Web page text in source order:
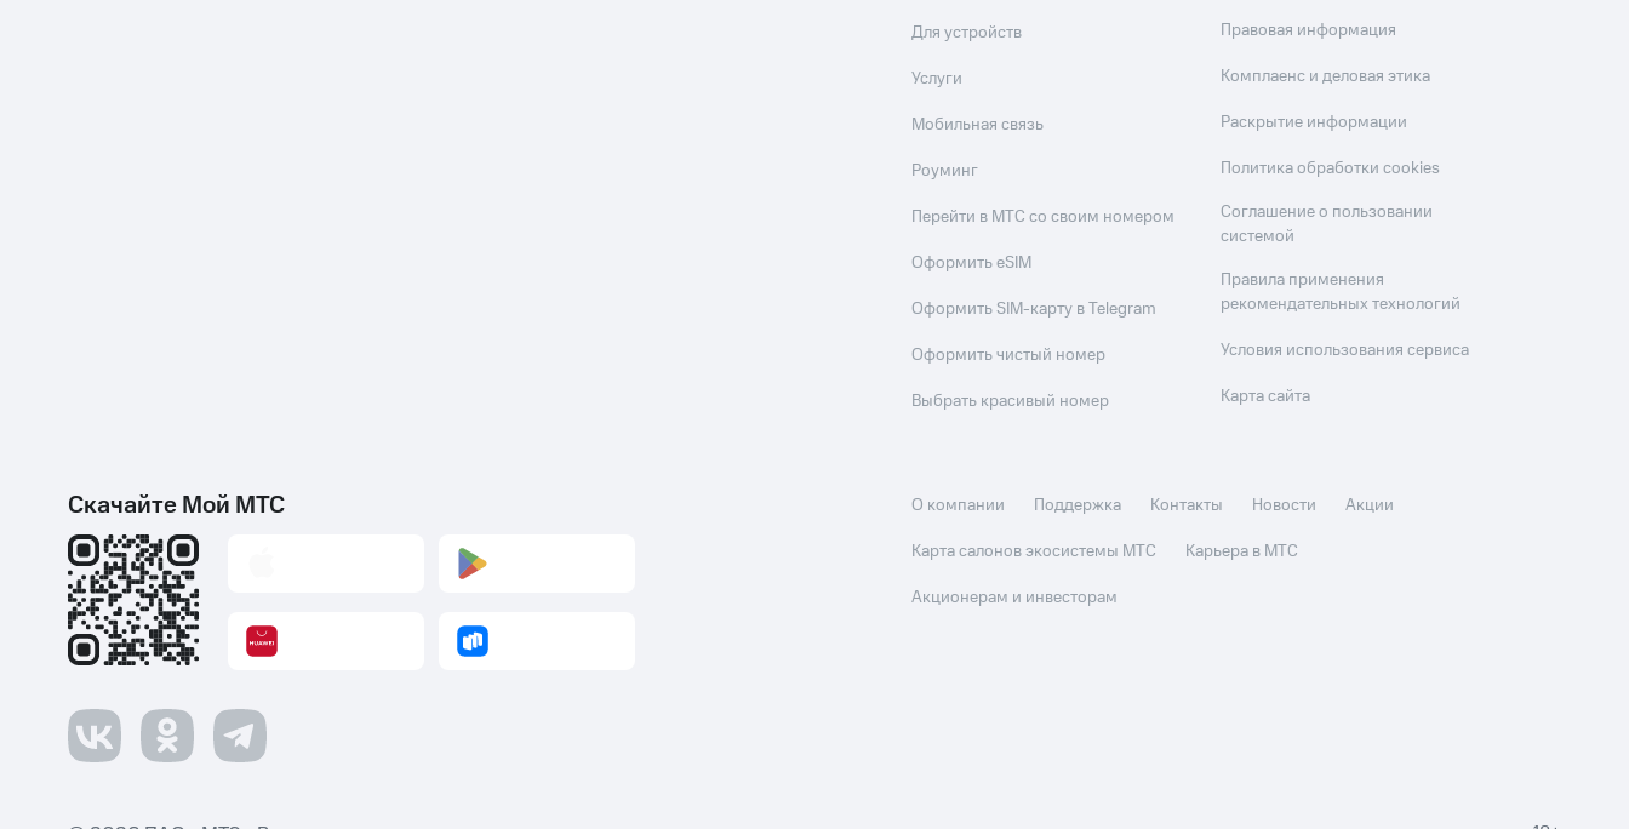
Для устройств
Услуги
Мобильная связь
Роуминг
Перейти в МТС со своим номером
Оформить eSIM
Оформить SIM-карту в Telegram
Оформить чистый номер
Выбрать красивый номер
Правовая информация
Комплаенс и деловая этика
Раскрытие информации
Политика обработки cookies
Соглашение о пользовании
системой
Правила применения
рекомендательных технологий
Условия использования сервиса
Карта сайта
Скачайте Мой МТС О компании Поддержка Контакты Новости
Акции
Карта салонов экосистемы МТС
Карьера в МТС
Акционерам и инвесторам